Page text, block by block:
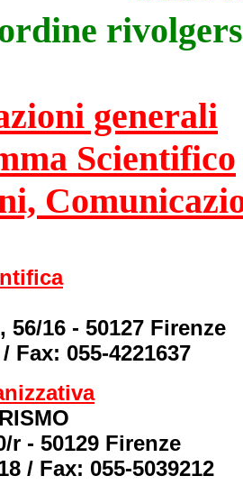
generali
Scientifico
16 - 50127 Firenze
Fax: 055-4221637
r - 50129 Firenze
/ Fax: 055-5039212